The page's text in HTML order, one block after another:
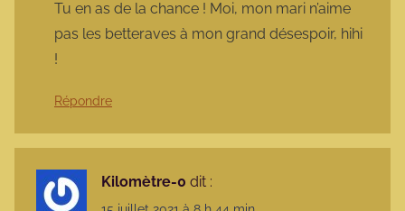
Tu en as de la chance ! Moi, mon mari n’aime
pas les betteraves à mon grand désespoir, hihi
!
Répondre
Kilomètre-0 dit :